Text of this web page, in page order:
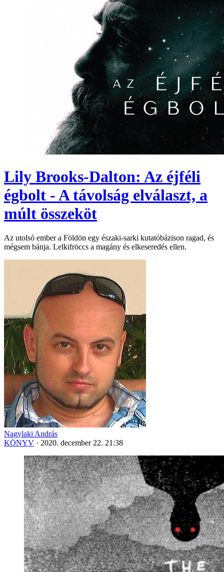
Lily Brooks-Dalton: Az éjféli
égbolt - A távolság elválaszt, a
múlt összeköt
Az utolsó ember a Földön egy északi-sarki kutatóbázison ragad, és
mégsem bánja. Lelkifröccs a magány és elkeseredés ellen.
Nagylaki András
KÖNYV · 2020. december 22. 21:38